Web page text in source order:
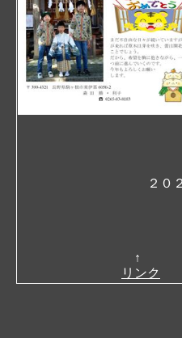
２０２２年
↑
リンク